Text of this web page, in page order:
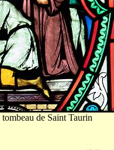
de Saint Taurin